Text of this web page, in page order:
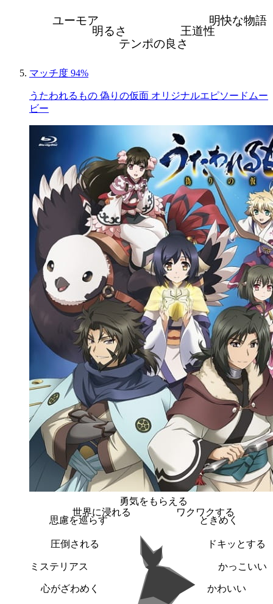
明快な物語
王道性
テンポの良さ
明るさ
ユーモア
マッチ度 94%
うたわれるもの 偽りの仮面 オリジナルエピソードムー
ビー
勇気をもらえる
ワクワクする
ときめく
ドキッとする
かっこいい
かわいい
心がざわめく
ミステリアス
圧倒される
思慮を巡らす
世界に浸れる